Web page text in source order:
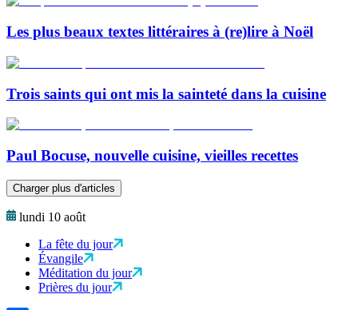
Les plus beaux textes littéraires à (re)lire à Noël
Trois saints qui ont mis la sainteté dans la cuisine
Paul Bocuse, nouvelle cuisine, vieilles recettes
Charger plus d'articles
lundi 10 août
La fête du jour
Évangile
Méditation du jour
Prières du jour